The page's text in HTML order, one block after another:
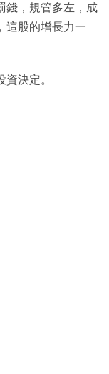
錢，規管多左，成
這股的增長力一
決定。